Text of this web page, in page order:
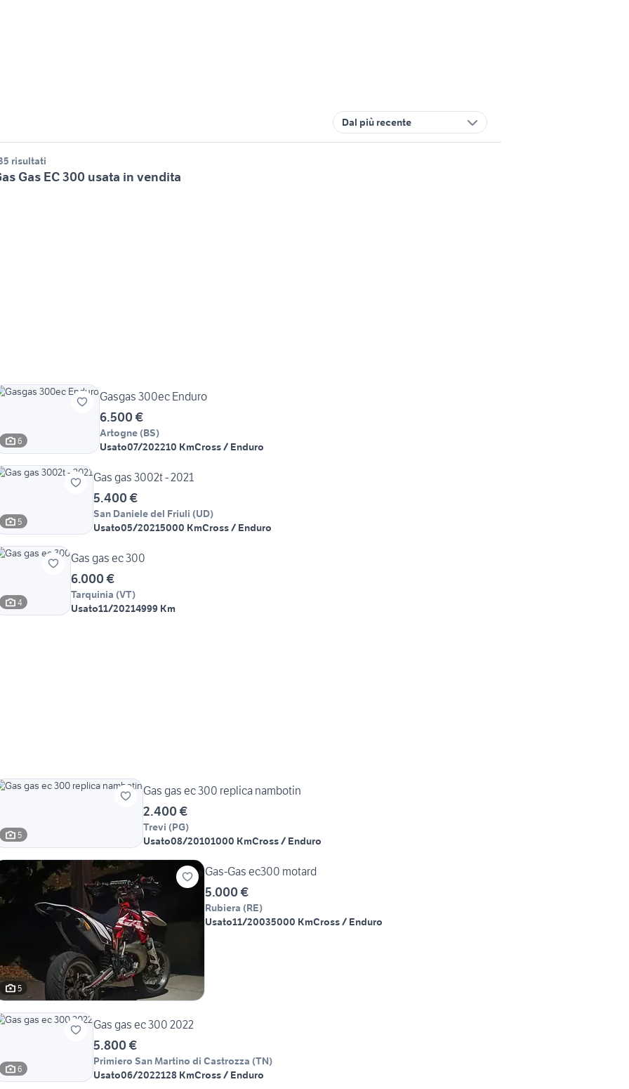
Dal più recente
risultati
Gas EC 300 usata in vendita
6
Gasgas 300ec Enduro
6.500 €
Artogne (BS)
Usato07/202210 KmCross / Enduro
5
Gas gas 3002t - 2021
5.400 €
San Daniele del Friuli (UD)
Usato05/20215000 KmCross / Enduro
4
Gas gas ec 300
6.000 €
Tarquinia (VT)
Usato11/20214999 Km
5
Gas gas ec 300 replica nambotin
2.400 €
Trevi (PG)
Usato08/20101000 KmCross / Enduro
5
Gas-Gas ec300 motard
5.000 €
Rubiera (RE)
Usato11/20035000 KmCross / Enduro
6
Gas gas ec 300 2022
5.800 €
Primiero San Martino di Castrozza (TN)
Usato06/2022128 KmCross / Enduro